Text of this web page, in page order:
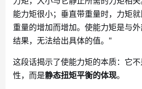
能力矩很小；垂直带重量时，力矩
重量的增加而增加。使能力矩是与
结果，无法给出具体的值。"
这段话揭示了使能力矩的本质：它
性，而是静态扭矩平衡的体现。